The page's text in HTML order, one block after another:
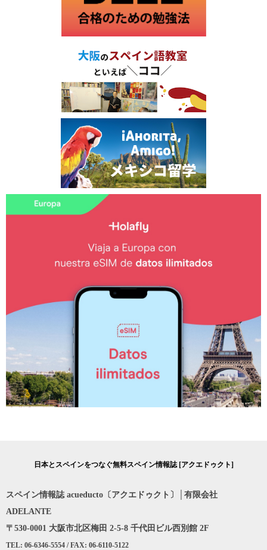
日本とスペインをつなぐ無料スペイン情報誌 [アクエドゥクト]
スペイン情報誌 acueducto〔アクエドゥクト〕│有限会社
ADELANTE
〒530-0001 大阪市北区梅田 2-5-8 千代田ビル西別館 2F
TEL: 06-6346-5554 / FAX: 06-6110-5122